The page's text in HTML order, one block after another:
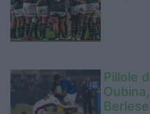
Pillole
Berlese